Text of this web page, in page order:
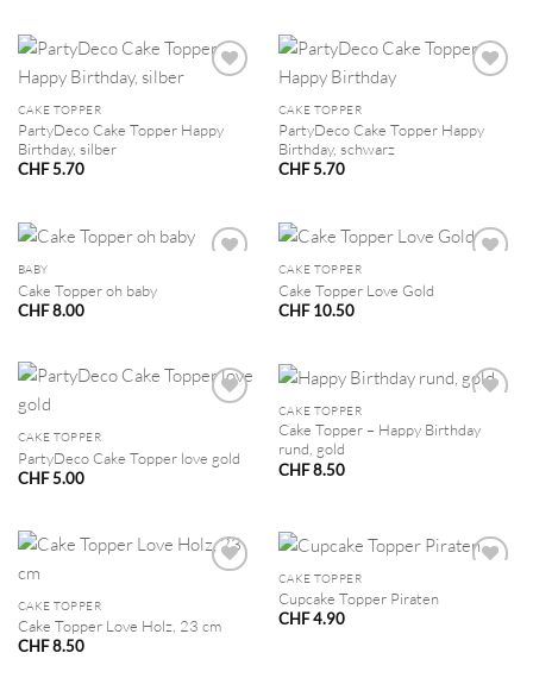
CAKE TOPPER
PartyDeco Cake Topper Happy
Birthday, silber
CHF5.70
CAKE TOPPER
PartyDeco Cake Topper Happy
Birthday, schwarz
CHF5.70
BABY
Cake Topper oh baby
CHF8.00
CAKE TOPPER
Cake Topper Love Gold
CHF10.50
CAKE TOPPER
PartyDeco Cake Topper love gold
CHF5.00
CAKE TOPPER
Cake Topper – Happy Birthday
rund, gold
CHF8.50
CAKE TOPPER
Cake Topper Love Holz, 23 cm
CHF8.50
CAKE TOPPER
Cupcake Topper Piraten
CHF4.90